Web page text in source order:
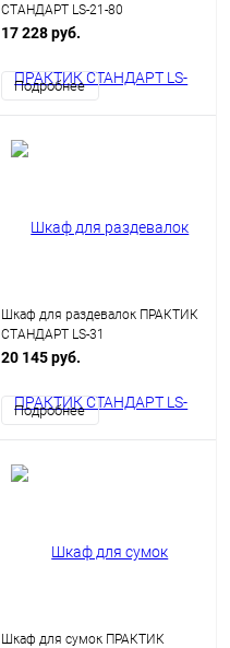
СТАНДАРТ LS-21-80
17 228 руб.
Подробнее
Шкаф для раздевалок ПРАКТИК
СТАНДАРТ LS-31
20 145 руб.
Подробнее
Шкаф для сумок ПРАКТИК